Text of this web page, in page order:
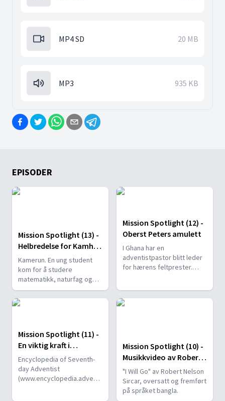
MP4 SD 20 MB
MP3 935 KB
EPISODER
Mission Spotlight (13) -
Helbredelse for Kamhos
hjerte
Kamerun. En ung student
kom for å studere
matematikk, naturfag og
historie. Hun ante ikke at
hun kom til å lære noe som
skulle redde livet hennes.
Mission Spotlight (12) -
Oberst Peters amulett
I Ghana har en
adventistpastor blitt leder
for hærens feltprester.
Dette gir Adventistkirken
Mission Spotlight (11) -
En viktig kraft i
Midtøsten
Encyclopedia of Seventh-
day Adventist
(www.encyclopedia.adventist.org)
Mission Spotlight (10) -
Musikkvideo av Robert
Nelson Sircar
"I Will Go" av Robert Nelson
Sircar, oversatt og fremført
på språket bangla.